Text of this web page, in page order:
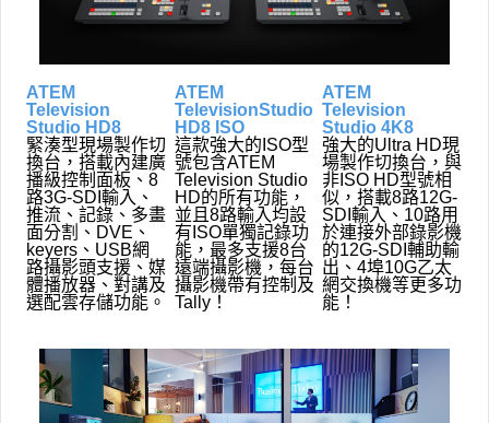
ATEM
Television
Studio HD8
緊湊型現場製作切
換台，搭載內建廣
播級控制面板、8
路3G-SDI輸入、
推流、記錄、多畫
面分割、DVE、
keyers、USB網
路攝影頭支援、媒
體播放器、對講及
選配雲存儲功能。
ATEM
TelevisionStudio
HD8 ISO
這款強大的ISO型
號包含ATEM
Television Studio
HD的所有功能，
並且8路輸入均設
有ISO單獨記錄功
能，最多支援8台
遠端攝影機，每台
攝影機帶有控制及
Tally！
ATEM
Television
Studio 4K8
強大的Ultra HD現
場製作切換台，與
非ISO HD型號相
似，搭載8路12G-
SDI輸入、10路用
於連接外部錄影機
的12G-SDI輔助輸
出、4埠10G乙太
網交換機等更多功
能！